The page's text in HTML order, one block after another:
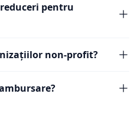
pentru
non-profit?